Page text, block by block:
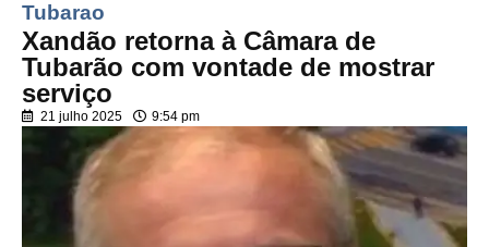
Tubarao
Xandão retorna à Câmara de
Tubarão com vontade de mostrar
serviço
21 julho 2025 9:54 pm